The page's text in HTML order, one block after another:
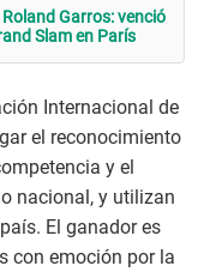
Garros: venció
Slam en París
Internacional de
el reconocimiento
y el
nacional, y utilizan
El ganador es
con emoción por la